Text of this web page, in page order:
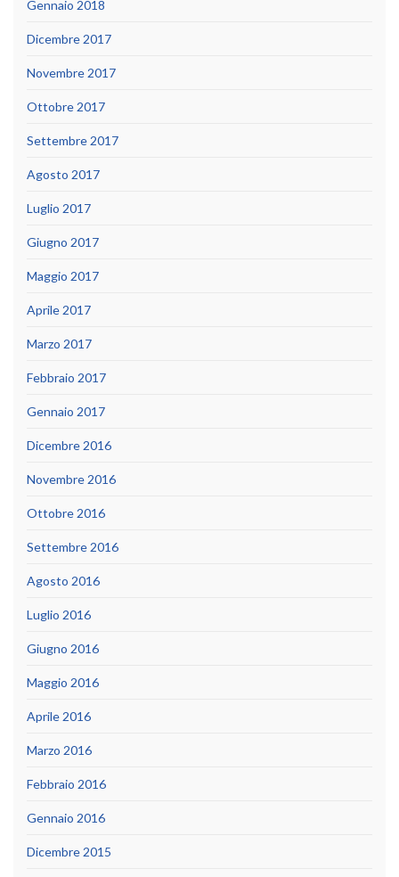
Gennaio 2018
Dicembre 2017
Novembre 2017
Ottobre 2017
Settembre 2017
Agosto 2017
Luglio 2017
Giugno 2017
Maggio 2017
Aprile 2017
Marzo 2017
Febbraio 2017
Gennaio 2017
Dicembre 2016
Novembre 2016
Ottobre 2016
Settembre 2016
Agosto 2016
Luglio 2016
Giugno 2016
Maggio 2016
Aprile 2016
Marzo 2016
Febbraio 2016
Gennaio 2016
Dicembre 2015